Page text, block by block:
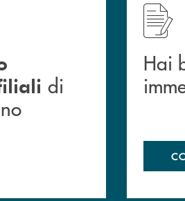
delle&nbsp; filiali&nbsp; di
di
Hai
Hai